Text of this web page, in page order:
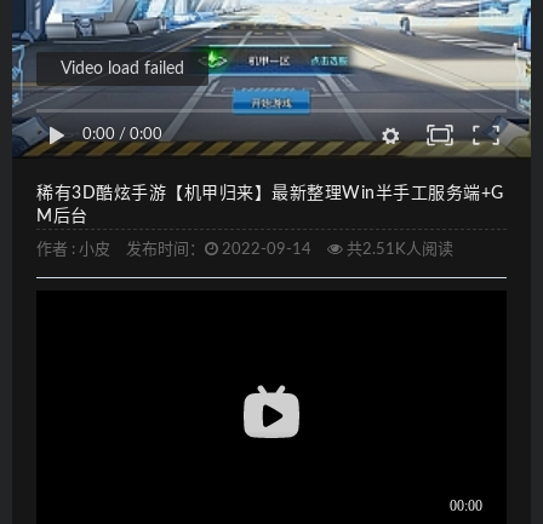
0:00 / 0:00
Video load failed
稀有3D酷炫手游【机甲归来】最新整理Win半手工服务端+G
M后台
作者 : 小皮 发布时间： 2022-09-14 共2.51K人阅读